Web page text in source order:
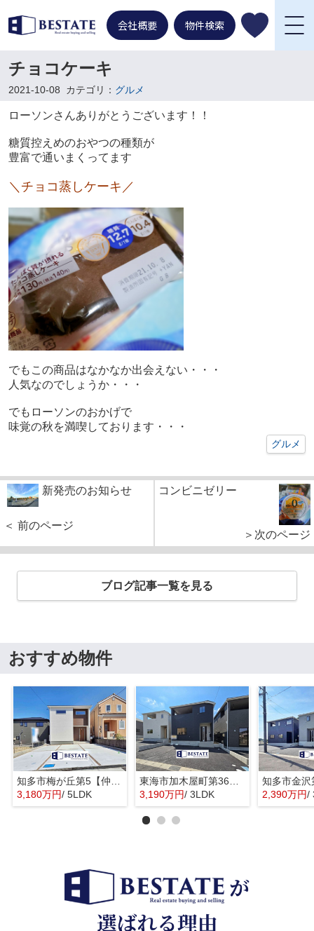
会社概要 物件検索
チョコケーキ
2021-10-08 カテゴリ： グルメ
ローソンさんありがとうございます！！
糖質控えめのおやつの種類が
豊富で通いまくってます
＼チョコ蒸しケーキ／
でもこの商品はなかなか出会えない・・・
人気なのでしょうか・・・
でもローソンのおかげで
味覚の秋を満喫しております・・・
グルメ
新発売のお知らせ
＜ 前のページ
コンビニゼリー
＞次のページ
ブログ記事一覧を見る
おすすめ物件
知多市梅が丘第5【仲介手数料0円】
3,180万円/ 5LDK
東海市加木屋町第36の3号棟【仲介手数料0円】
3,190万円/ 3LDK 2,390万円/